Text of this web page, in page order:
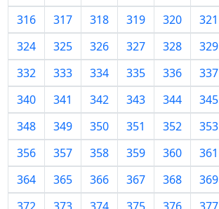
316
317 318 319 320 321
324
325 326 327 328 329
332
333 334 335 336 337
340
341 342 343 344 345
348
349 350 351 352 353
356
357 358 359 360 361
364
365 366 367 368 369